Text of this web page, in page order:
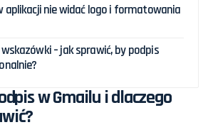
aplikacji nie widać logo i formatowania
wskazówki – jak sprawić, by podpis
w Gmailu i dlaczego